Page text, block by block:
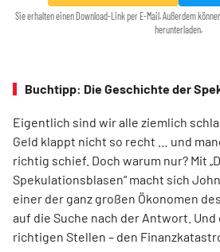
Sie erhalten einen Download-Link per E-Mail. Außerdem
herunterladen.
Buchtipp: Die Geschichte der
Eigentlich sind wir alle ziemlich
Geld klappt nicht so recht … und
richtig schief. Doch warum nur? Mit
Spekulationsblasen“ macht sich
einer der ganz großen Ökonomen
auf die Suche nach der Antwort. Und
richtigen Stellen – den